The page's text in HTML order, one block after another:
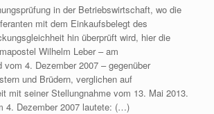
in der Betriebswirtschaft, wo die
mit dem Einkaufsbelegt des
hin überprüft wird, hier die
Wilhelm Leber – am
vom 4. Dezember 2007 – gegenüber
und Brüdern, verglichen auf
mit seiner Stellungnahme vom 13. Mai 2013.
4. Dezember 2007 lautete: (…)